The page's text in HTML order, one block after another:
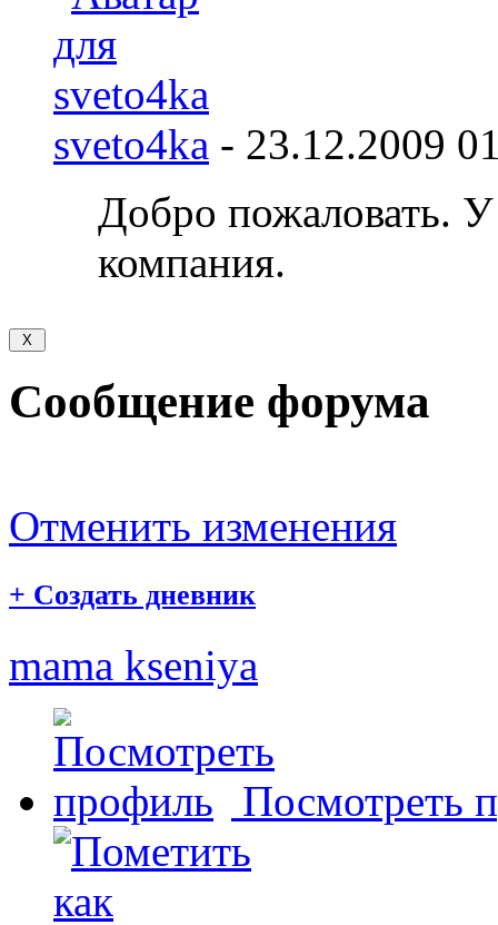
sveto4ka - 23.12.2009
Добро пожаловать.
компания.
Сообщение форума
Отменить изменения
+ Создать дневник
mama kseniya
Посмотреть